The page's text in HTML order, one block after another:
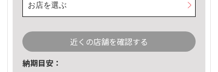
お店を選ぶ
近くの店舗を確認する
納期目安：